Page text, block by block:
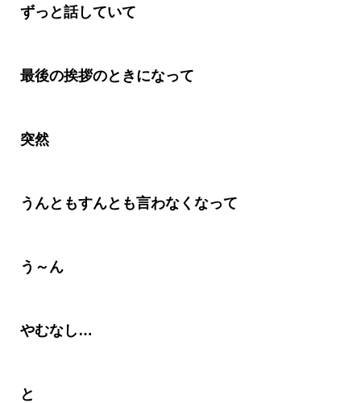
ずっと話していて
最後の挨拶のときになって
突然
うんともすんとも言わなくなって
う～ん
やむなし …
と